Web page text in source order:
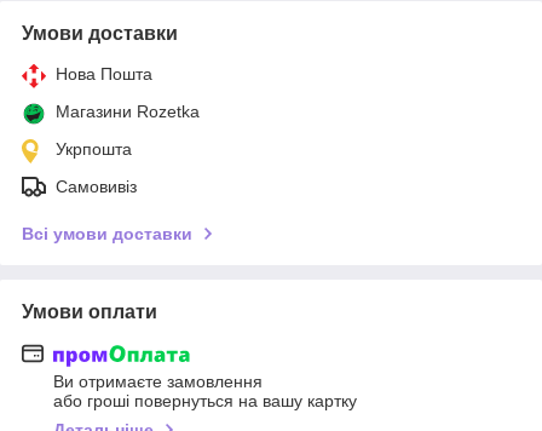
Умови доставки
Нова Пошта
Магазини Rozetka
Укрпошта
Самовивіз
Всі умови доставки
Умови оплати
Ви отримаєте замовлення
або гроші повернуться на вашу картку